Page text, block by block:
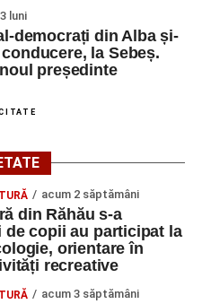
DE
1
0755461400
luni
democrați din Alba și-
la Sebeș.
președinte
acum 2 săptămâni
din Răhău s-a
de copii au participat la
orientare în
recreative
acum 3 săptămâni